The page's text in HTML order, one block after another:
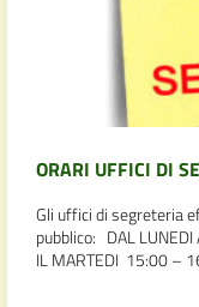
ORARI UFFICI DI
Gli uffici di segreteria
pubblico: DAL
IL MARTEDI 15:00 –